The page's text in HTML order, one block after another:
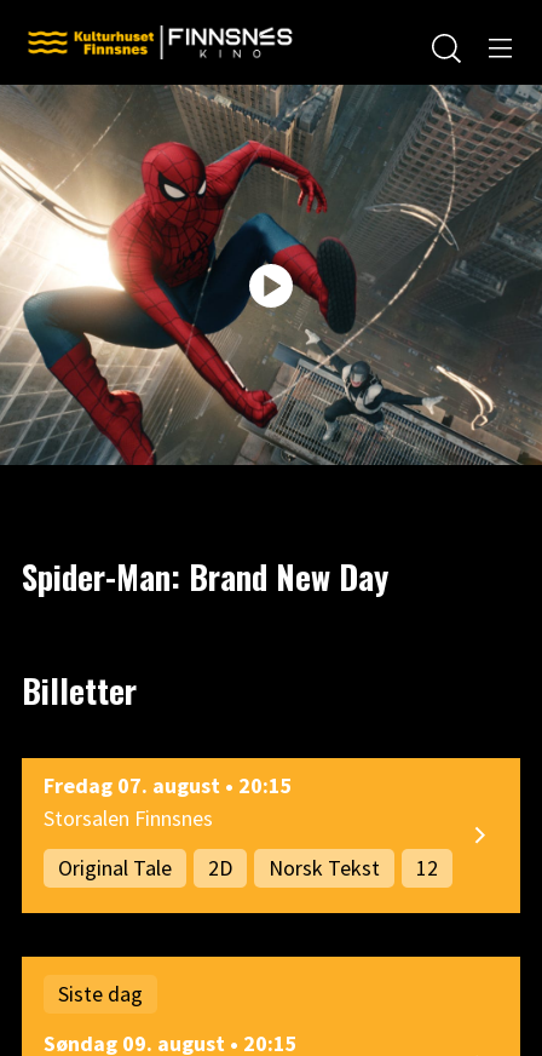
Spider-Man: Brand New Day
Billetter
Fredag 07. august • 20:15
Storsalen Finnsnes
Original Tale
2D Norsk Tekst 12
Siste dag
Søndag 09. august • 20:15